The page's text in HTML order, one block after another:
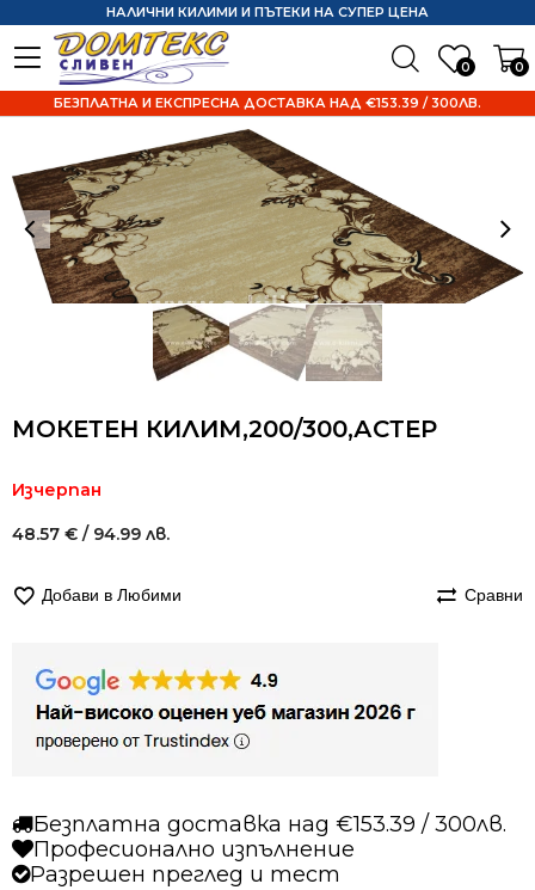
0 0
НАЛИЧНИ КИЛИМИ И ПЪТЕКИ НА СУПЕР ЦЕНА
БЕЗПЛАТНА И ЕКСПРЕСНА ДОСТАВКА НАД €153.39 / 300ЛВ.
МОКЕТЕН КИЛИМ,200/300,АСТЕР
Изчерпан
48.57 € / 94.99 лв.
Добави в Любими Сравни
Безплатна доставка над €153.39 / 300лв.
Професионално изпълнение
Разрешен преглед и тест